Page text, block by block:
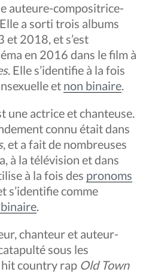
auteure-compositrice-
a sorti trois albums
2018, et s’est
en 2016 dans le film à
. Elle s’identifie à la fois
et non binaire.
une actrice et chanteuse.
connu était dans
, et a fait de nombreuses
à la télévision et dans
à la fois des pronoms
s’identifie comme
.
chanteur et auteur-
sous les
country rap Old Town